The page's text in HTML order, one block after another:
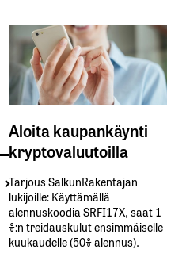
Aloita kaupankäynti
kryptovaluutoilla
Tarjous SalkunRakentajan
lukijoille: Käyttämällä​ ​
alennuskoodia​ ​SRFI17X,​ ​saat​ ​1
%:n treidauskulut​ ​ensimmäiselle​ ​
kuukaudelle​ ​(50%​ ​alennus).